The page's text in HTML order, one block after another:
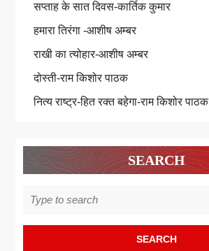
सप्ताह के सात दिवस-कार्तिक कुमार
हमारा तिरंगा -आशीष अम्बर
राखी का त्योहार-आशीष अम्बर
दोस्ती-राम किशोर पाठक
नित्य राष्ट्र-हित रक्त बहेगा-राम किशोर पाठक
SEARCH
for: